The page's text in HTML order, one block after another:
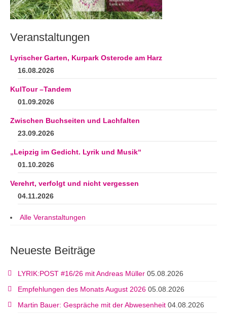
Neuerscheinungen von Mitgliedern
Ausschreibungen
Leipziger Lyrikbibliothek
Mitglied werden
Veranstaltungen
Lyrischer Garten, Kurpark Osterode am Harz
16.08.2026
KulTour –Tandem
01.09.2026
Zwischen Buchseiten und Lachfalten
23.09.2026
„Leipzig im Gedicht. Lyrik und Musik“
01.10.2026
Verehrt, verfolgt und nicht vergessen
04.11.2026
Alle Veranstaltungen
Neueste Beiträge
LYRIK:POST #16/26 mit Andreas Müller 05.08.2026
Empfehlungen des Monats August 2026 05.08.2026
Martin Bauer: Gespräche mit der Abwesenheit 04.08.2026